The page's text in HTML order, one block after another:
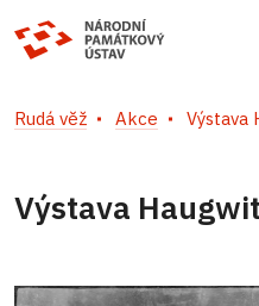
Rudá věž Akce Výstava
Výstava